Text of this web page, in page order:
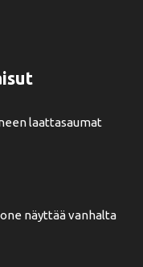
laattasaumat
näyttää vanhalta